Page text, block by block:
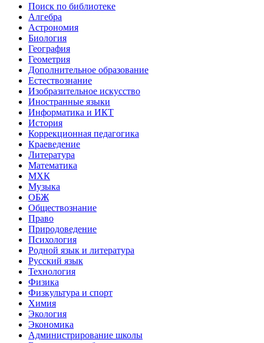
Поиск по библиотеке
Алгебра
Астрономия
Биология
География
Геометрия
Дополнительное образование
Естествознание
Изобразительное искусство
Иностранные языки
Информатика и ИКТ
История
Коррекционная педагогика
Краеведение
Литература
Математика
МХК
Музыка
ОБЖ
Обществознание
Право
Природоведение
Психология
Родной язык и литература
Русский язык
Технология
Физика
Физкультура и спорт
Химия
Экология
Экономика
Администрирование школы